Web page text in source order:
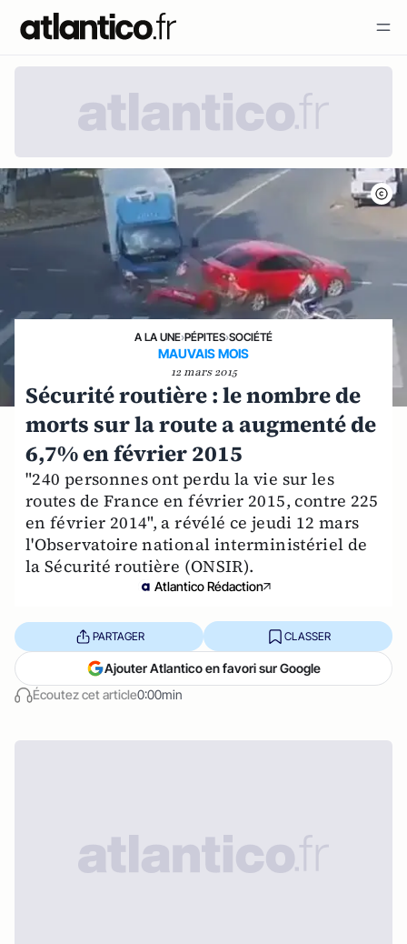
A LA UNE›PÉPITES›SOCIÉTÉ
MAUVAIS MOIS
12 mars 2015
Sécurité routière : le nombre de
morts sur la route a augmenté de
6,7% en février 2015
"240 personnes ont perdu la vie sur les
routes de France en février 2015, contre 225
en février 2014", a révélé ce jeudi 12 mars
l'Observatoire national interministériel de
la Sécurité routière (ONSIR).
Atlantico Rédaction
Écoutez cet article0:00min
PARTAGER CLASSER
Ajouter Atlantico en favori sur Google